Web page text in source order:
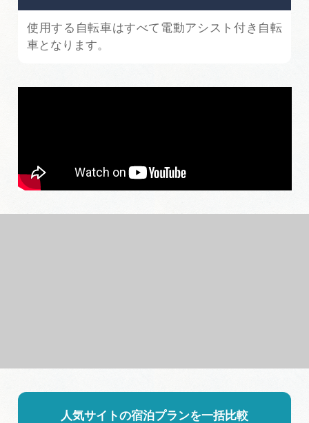
使用する自転車はすべて電動アシスト付き自転
車となります。
人気サイトの宿泊プランを一括比較